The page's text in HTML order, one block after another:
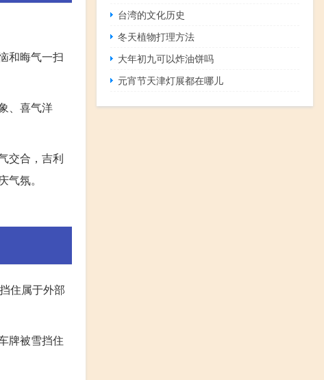
和晦气一扫
、喜气洋
交合，吉利
氛。
住属于外部
牌被雪挡住
台湾的文化历史
冬天植物打理方法
大年初九可以炸油饼吗
元宵节天津灯展都在哪儿